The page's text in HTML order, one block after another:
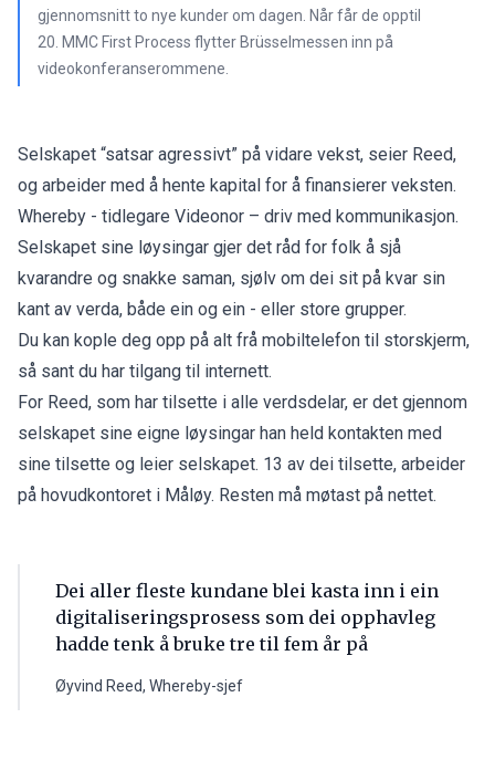
gjennomsnitt to nye kunder om dagen. Når får de opptil
20. MMC First Process flytter Brüsselmessen inn på
videokonferanserommene.
Selskapet “satsar agressivt” på vidare vekst, seier Reed,
og arbeider med å hente kapital for å finansierer veksten.
Whereby - tidlegare Videonor – driv med kommunikasjon.
Selskapet sine løysingar gjer det råd for folk å sjå
kvarandre og snakke saman, sjølv om dei sit på kvar sin
kant av verda, både ein og ein - eller store grupper.
Du kan kople deg opp på alt frå mobiltelefon til storskjerm,
så sant du har tilgang til internett.
For Reed, som har tilsette i alle verdsdelar, er det gjennom
selskapet sine eigne løysingar han held kontakten med
sine tilsette og leier selskapet. 13 av dei tilsette, arbeider
på hovudkontoret i Måløy. Resten må møtast på nettet.
Dei aller fleste kundane blei kasta inn i ein
digitaliseringsprosess som dei opphavleg
hadde tenk å bruke tre til fem år på
Øyvind Reed, Whereby-sjef